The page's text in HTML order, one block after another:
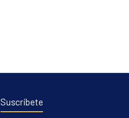
Suscríbete